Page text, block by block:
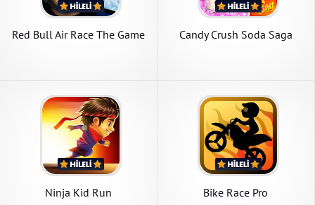
Red Bull Air Race The Game Candy Crush Soda Saga
Ninja Kid Run Bike Race Pro